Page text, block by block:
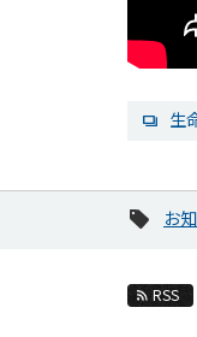
生
お
RSS